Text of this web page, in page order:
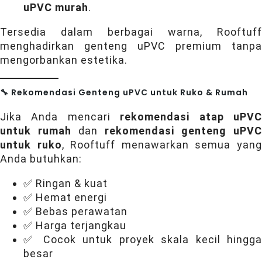
uPVC murah.
Tersedia dalam berbagai warna, Rooftuff
menghadirkan genteng uPVC premium tanpa
mengorbankan estetika.
🔧 Rekomendasi Genteng uPVC untuk Ruko & Rumah
Jika Anda mencari rekomendasi atap uPVC
untuk rumah dan rekomendasi genteng uPVC
untuk ruko, Rooftuff menawarkan semua yang
Anda butuhkan:
✅ Ringan & kuat
✅ Hemat energi
✅ Bebas perawatan
✅ Harga terjangkau
✅ Cocok untuk proyek skala kecil hingga
besar